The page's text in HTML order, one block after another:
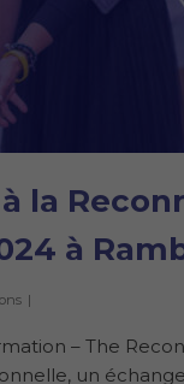
la
à
|
– The
un